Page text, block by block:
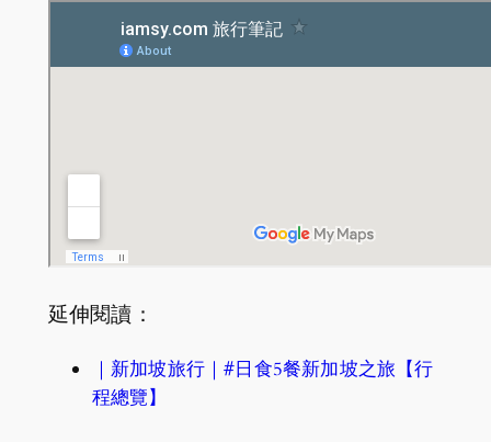
延伸閱讀：
｜新加坡旅行｜#日食5餐新加坡之旅【行
程總覽】